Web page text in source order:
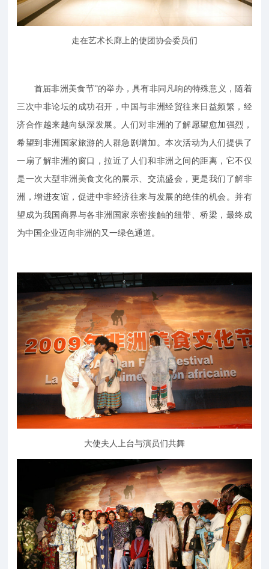
走在艺术长廊上的使团协会委员们
首届非洲美食节”的举办，具有非同凡响的特殊意义，随着
三次中非论坛的成功召开，中国与非洲经贸往来日益频繁，经
济合作越来越向纵深发展。人们对非洲的了解愿望愈加强烈，
希望到非洲国家旅游的人群急剧增加。本次活动为人们提供了
一扇了解非洲的窗口，拉近了人们和非洲之间的距离，它不仅
是一次大型非洲美食文化的展示、交流盛会，更是我们了解非
洲，增进友谊，促进中非经济往来与发展的绝佳的机会。并有
望成为我国商界与各非洲国家亲密接触的纽带、桥梁，最终成
为中国企业迈向非洲的又一绿色通道。
大使夫人上台与演员们共舞